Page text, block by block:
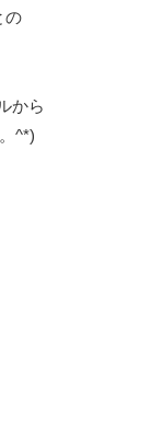
の
から
^*)